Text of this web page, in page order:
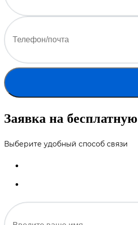
Заявка на
Выберите удобный способ связи